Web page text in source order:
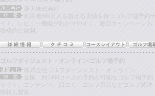
楽天株式会社
利用者600万人を超える実績を持つゴルフ場予約サ
イト。レビュー機能がわかりやすく、独自キャンペーンも
積極的に展開。
ゴルフダイジェスト・オンライン/ゴルフ場予約
株式会社ゴルフダイジェスト・オンライン
全国、約1400コースの予約が可能なゴルフ場予約
サイト。コンテンツ、口コミ、ゴルフ用品などゴルフ関連
情報も豊富。